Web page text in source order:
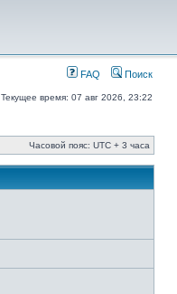
FAQ Поиск
Текущее время: 07 авг 2026, 23:22
Часовой пояс: UTC + 3 часа